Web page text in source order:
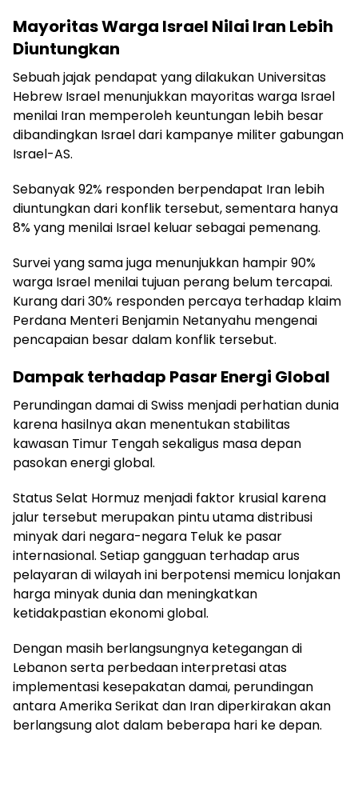
Mayoritas Warga Israel Nilai Iran Lebih
Diuntungkan
Sebuah jajak pendapat yang dilakukan Universitas
Hebrew Israel menunjukkan mayoritas warga Israel
menilai Iran memperoleh keuntungan lebih besar
dibandingkan Israel dari kampanye militer gabungan
Israel-AS.
Sebanyak 92% responden berpendapat Iran lebih
diuntungkan dari konflik tersebut, sementara hanya
8% yang menilai Israel keluar sebagai pemenang.
Survei yang sama juga menunjukkan hampir 90%
warga Israel menilai tujuan perang belum tercapai.
Kurang dari 30% responden percaya terhadap klaim
Perdana Menteri Benjamin Netanyahu mengenai
pencapaian besar dalam konflik tersebut.
Dampak terhadap Pasar Energi Global
Perundingan damai di Swiss menjadi perhatian dunia
karena hasilnya akan menentukan stabilitas
kawasan Timur Tengah sekaligus masa depan
pasokan energi global.
Status Selat Hormuz menjadi faktor krusial karena
jalur tersebut merupakan pintu utama distribusi
minyak dari negara-negara Teluk ke pasar
internasional. Setiap gangguan terhadap arus
pelayaran di wilayah ini berpotensi memicu lonjakan
harga minyak dunia dan meningkatkan
ketidakpastian ekonomi global.
Dengan masih berlangsungnya ketegangan di
Lebanon serta perbedaan interpretasi atas
implementasi kesepakatan damai, perundingan
antara Amerika Serikat dan Iran diperkirakan akan
berlangsung alot dalam beberapa hari ke depan.